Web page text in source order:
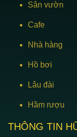
Sân vườn
Cafe
Nhà hàng
Hồ bơi
Lâu đài
Hầm rượu
THÔNG TIN